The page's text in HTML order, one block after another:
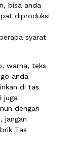
bisa anda
diproduksi
syarat
warna, teks
anda
di tas
juga
dengan
jangan
Tas